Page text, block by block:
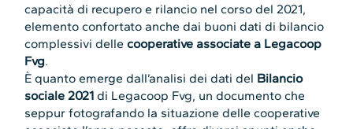
capacità di recupero e rilancio nel corso del 2021,
elemento confortato anche dai buoni dati di bilancio
complessivi dellecooperative associate a Legacoop
Fvg.
È quanto emerge dall’analisi dei dati del Bilancio
sociale 2021 di Legacoop Fvg, un documento che
seppur fotografando la situazione delle cooperative